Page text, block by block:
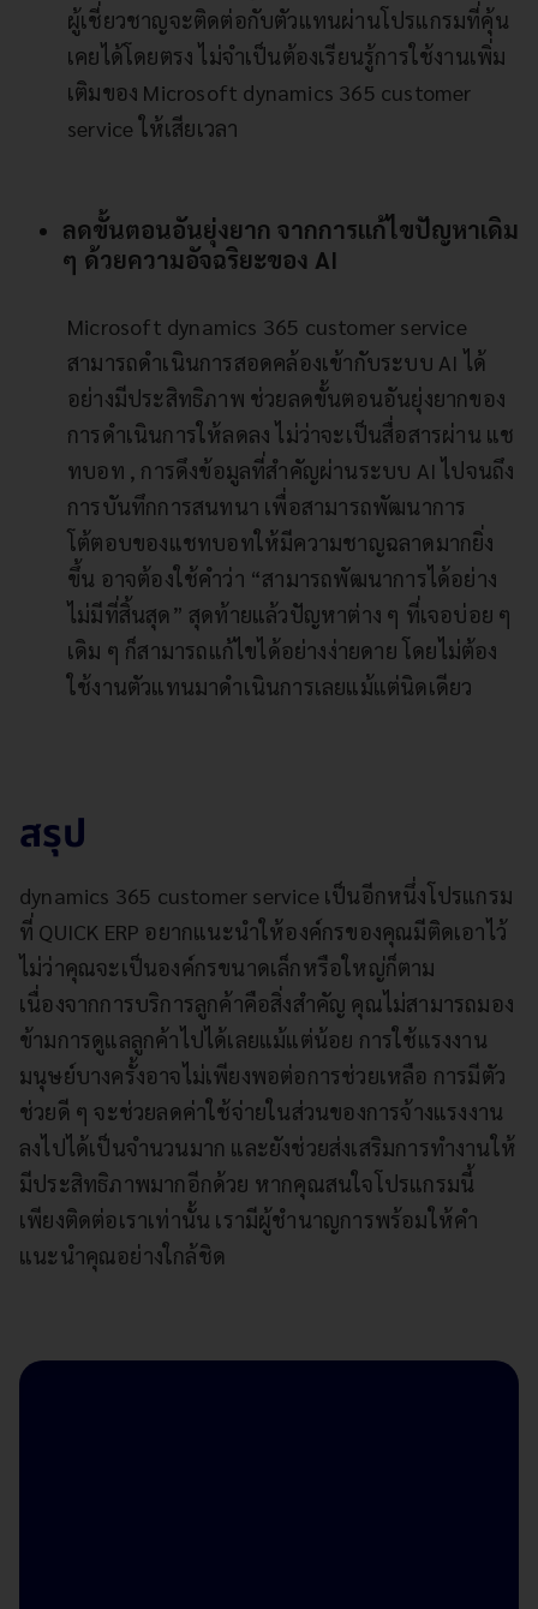
ผู้เชี่ยวชาญจะติดต่อกับตัวแทนผ่านโปรแกรมที่คุ้น
เคยได้โดยตรง ไม่จำเป็นต้องเรียนรู้การใช้งานเพิ่ม
เติมของ Microsoft dynamics 365 customer
service ให้เสียเวลา
ลดขั้นตอนอันยุ่งยาก จากการแก้ไขปัญหาเดิม
ๆ ด้วยความอัจฉริยะของ AI
Microsoft dynamics 365 customer service
สามารถดำเนินการสอดคล้องเข้ากับระบบ AI ได้
อย่างมีประสิทธิภาพ ช่วยลดขั้นตอนอันยุ่งยากของ
การดำเนินการให้ลดลง ไม่ว่าจะเป็นสื่อสารผ่าน แช
ทบอท , การดึงข้อมูลที่สำคัญผ่านระบบ AI ไปจนถึง
การบันทึกการสนทนา เพื่อสามารถพัฒนาการ
โต้ตอบของแชทบอทให้มีความชาญฉลาดมากยิ่ง
ขึ้น อาจต้องใช้คำว่า “สามารถพัฒนาการได้อย่าง
ไม่มีที่สิ้นสุด” สุดท้ายแล้วปัญหาต่าง ๆ ที่เจอบ่อย ๆ
เดิม ๆ ก็สามารถแก้ไขได้อย่างง่ายดาย โดยไม่ต้อง
ใช้งานตัวแทนมาดำเนินการเลยแม้แต่นิดเดียว
สรุป
dynamics 365 customer service เป็นอีกหนึ่งโปรแกรม
ที่ QUICK ERP อยากแนะนำให้องค์กรของคุณมีติดเอาไว้
ไม่ว่าคุณจะเป็นองค์กรขนาดเล็กหรือใหญ่ก็ตาม
เนื่องจากการบริการลูกค้าคือสิ่งสำคัญ คุณไม่สามารถมอง
ข้ามการดูแลลูกค้าไปได้เลยแม้แต่น้อย การใช้แรงงาน
มนุษย์บางครั้งอาจไม่เพียงพอต่อการช่วยเหลือ การมีตัว
ช่วยดี ๆ จะช่วยลดค่าใช้จ่ายในส่วนของการจ้างแรงงาน
ลงไปได้เป็นจำนวนมาก และยังช่วยส่งเสริมการทำงานให้
มีประสิทธิภาพมากอีกด้วย หากคุณสนใจโปรแกรมนี้
เพียงติดต่อเราเท่านั้น เรามีผู้ชำนาญการพร้อมให้คำ
แนะนำคุณอย่างใกล้ชิด